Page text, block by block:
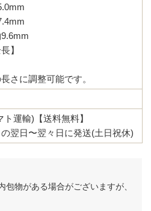
】
さに調整可能です。
ト運輸)【送料無料】
翌日〜翌々日に発送(土日祝休)
包物がある場合がございますが、